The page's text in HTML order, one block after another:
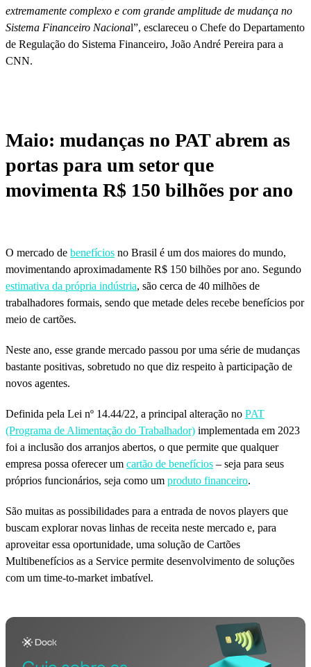
extremamente complexo e com grande amplitude de mudança no
Sistema Financeiro Nacional”, esclareceu o Chefe do Departamento
de Regulação do Sistema Financeiro, João André Pereira para a
CNN.
Maio: mudanças no PAT abrem as
portas para um setor que
movimenta R$ 150 bilhões por ano
O mercado de benefícios no Brasil é um dos maiores do mundo,
movimentando aproximadamente R$ 150 bilhões por ano. Segundo
estimativa da própria indústria, são cerca de 40 milhões de
trabalhadores formais, sendo que metade deles recebe benefícios por
meio de cartões.
Neste ano, esse grande mercado passou por uma série de mudanças
bastante positivas, sobretudo no que diz respeito à participação de
novos agentes.
Definida pela Lei nº 14.44/22, a principal alteração no PAT
(Programa de Alimentação do Trabalhador) implementada em 2023
foi a inclusão dos arranjos abertos, o que permite que qualquer
empresa possa oferecer um cartão de benefícios – seja para seus
próprios funcionários, seja como um produto financeiro.
São muitas as possibilidades para a entrada de novos players que
buscam explorar novas linhas de receita neste mercado e, para
aproveitar essa oportunidade, uma solução de Cartões
Multibenefícios as a Service permite desenvolvimento de soluções
com um time-to-market imbatível.